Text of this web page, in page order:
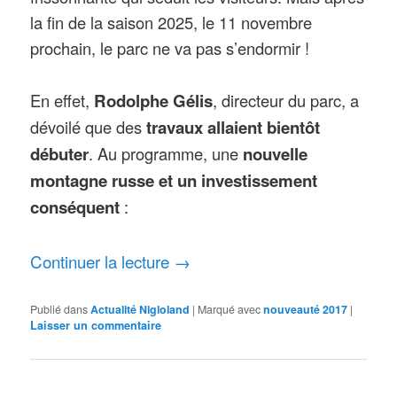
la fin de la saison 2025, le 11 novembre
prochain, le parc ne va pas s’endormir !
En effet, Rodolphe Gélis, directeur du parc, a
dévoilé que destravaux allaient bientôt
débuter. Au programme, une nouvelle
montagne russe et un investissement
conséquent :
Continuer la lecture →
Publié dansActualité Nigloland | Marqué avecnouveauté 2017 |
Laisser un commentaire